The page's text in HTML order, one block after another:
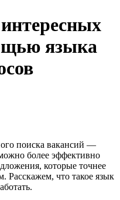
языка
поиска вакансий —
более эффективно
которые точнее
Расскажем, что такое язык